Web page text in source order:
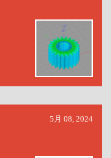
5月 08, 2024